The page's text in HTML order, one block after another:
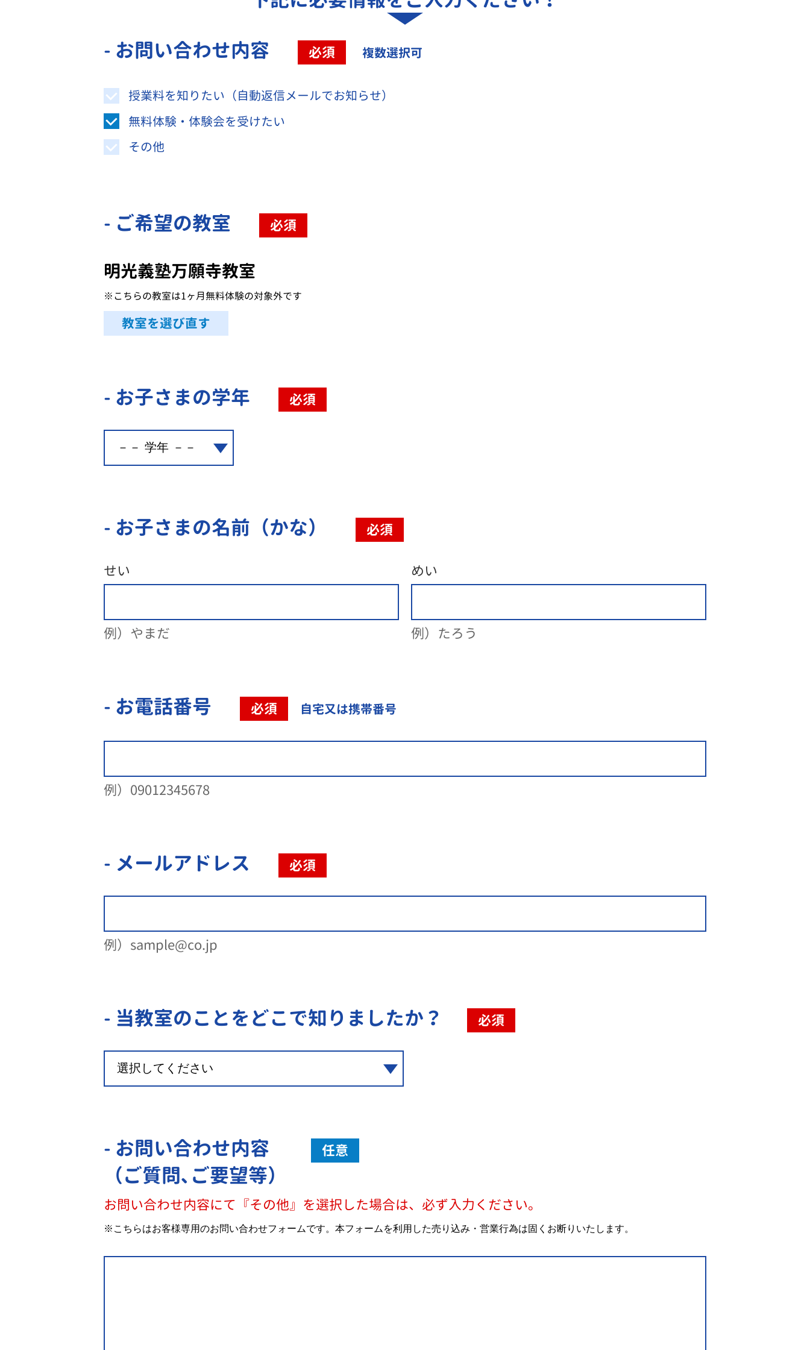
- お問い合わせ内容
必須 複数選択可
授業料を知りたい（自動返信メールでお知らせ）
無料体験・体験会を受けたい
その他
- ご希望の教室 必須
明光義塾万願寺教室
※こちらの教室は1ヶ月無料体験の対象外です
教室を選び直す
- お子さまの学年 必須
- お子さまの名前（かな） 必須
せい
例）やまだ
めい
例）たろう
- お電話番号 必須 自宅又は携帯番号
例）09012345678
- メールアドレス 必須
例）sample@co.jp
- 当教室のことをどこで知りましたか？ 必須
- お問い合わせ内容
（ご質問､ご要望等）
任意
お問い合わせ内容にて『その他』を選択した場合は、必ず入力ください。
※こちらはお客様専用のお問い合わせフォームです。本フォームを利用した売り込み・営業行為は固くお断りいたします。